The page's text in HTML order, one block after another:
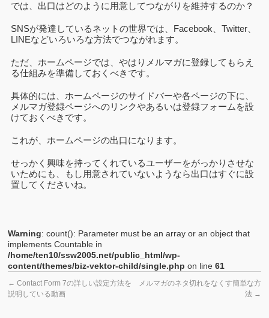
では、出口はどのように用意してつながりを維持するのか？
SNSが発達しているネットの世界では、Facebook、Twitter、
LINEなどいろいろな方法でつながれます。
ただ、ホームページでは、やはりメルマガに登録してもらえ
る仕組みを準備しておくべきです。
具体的には、ホームページのサイドバーや各ページの下に、
メルマガ登録ページへのリンクやあるいは登録フォームを設
けておくべきです。
これが、ホームページの出口になります。
せっかく興味を持ってくれているユーザーをがっかりさせな
いためにも、もし用意されていないようなら出口はすぐに設
置してくださいね。
Warning: count(): Parameter must be an array or an object that
implements Countable in
/home/ten10/ssw2005.net/public_html/wp-
content/themes/biz-vektor-child/single.php on line61
← Contact Form 7の詳しい設定方法を
説明している動画
メルマガのネタ切れをなくす簡単な方
法 →